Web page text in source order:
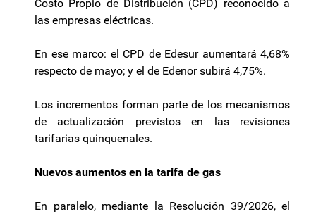
Costo Propio de Distribución (CPD) reconocido a
las empresas eléctricas.
En ese marco: el CPD de Edesur aumentará 4,68%
respecto de mayo; y el de Edenor subirá 4,75%.
Los incrementos forman parte de los mecanismos
de actualización previstos en las revisiones
tarifarias quinquenales.
Nuevos aumentos en la tarifa de gas
En paralelo, mediante la Resolución 39/2026, el